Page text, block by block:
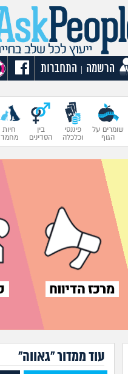
הרשמה התחברות
שומרים על
הגוף
פיננסי
וכלכלה
בין
הסדינים
חיות
מחמד
עוד ממדור "גאווה"